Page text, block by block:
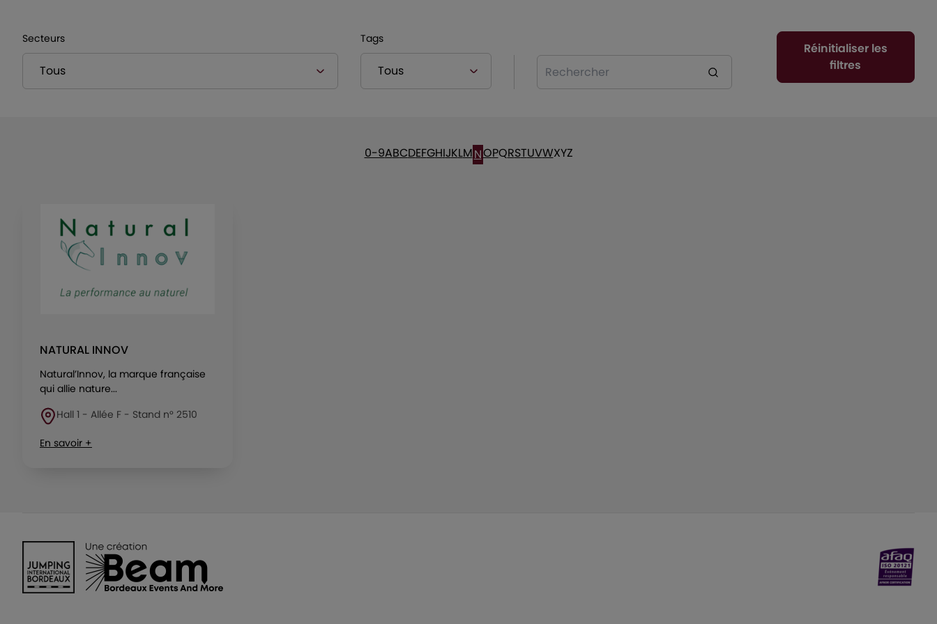
Secteurs Tags
Rechercher
Réinitialiser les
filtres
0-9ABCDEFGHIJKLMNOPQRSTUVWXYZ
NATURAL INNOV
Natural’Innov, la marque française
qui allie nature...
Hall 1 - Allée F - Stand n° 2510
En savoir +